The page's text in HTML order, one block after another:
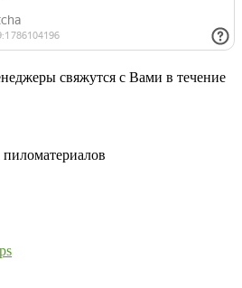
свяжутся с Вами в течение